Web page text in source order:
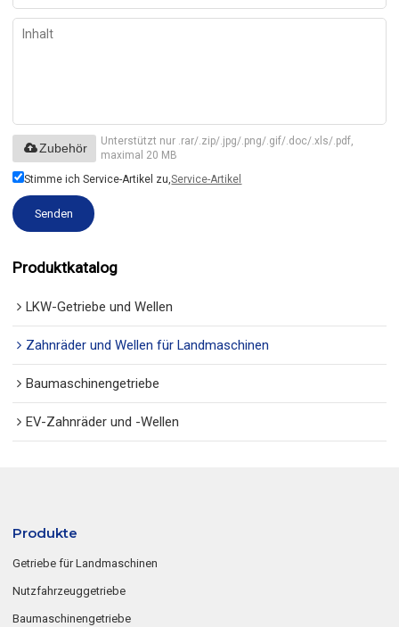
Unterstützt nur .rar/.zip/.jpg/.png/.gif/.doc/.xls/.pdf,
maximal 20 MB
Zubehör
Stimme ich Service-Artikel zu,Service-Artikel
Senden
Produktkatalog
LKW-Getriebe und Wellen
Zahnräder und Wellen für Landmaschinen
Baumaschinengetriebe
EV-Zahnräder und -Wellen
Produkte
Getriebe für Landmaschinen
Nutzfahrzeuggetriebe
Baumaschinengetriebe